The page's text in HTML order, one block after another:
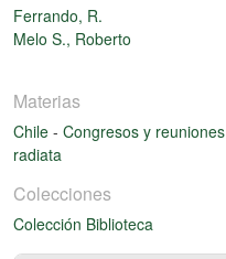
Ferrando, R.
Melo S., Roberto
Materias
Chile - Congresos y reuniones
radiata
Colecciones
Colección Biblioteca